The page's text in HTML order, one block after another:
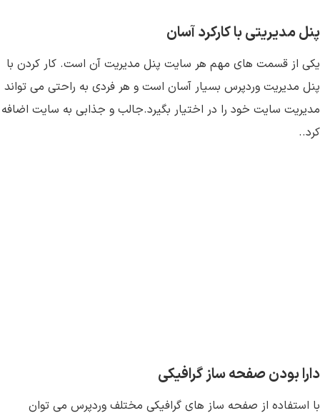
پنل مدیریتی با کارکرد آسان
یکی از قسمت های مهم هر سایت پنل مدیریت آن است. کار کردن با
پنل مدیریت وردپرس بسیار آسان است و هر فردی به راحتی می تواند
مدیریت سایت خود را در اختیار بگیرد.جالب و جذابی به سایت اضافه
کرد..
دارا بودن صفحه ساز گرافیکی
با استفاده از صفحه ساز های گرافیکی مختلف وردپرس می توان